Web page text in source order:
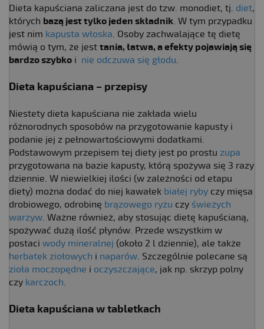
Dieta kapuściana zaliczana jest do tzw. monodiet, tj. diet,
których bazą jest tylko jeden składnik. W tym przypadku
jest nim kapusta włoska. Osoby zachwalające tę dietę
mówią o tym, że jest tania, łatwa, a efekty pojawiają się
bardzo szybko i nie odczuwa się głodu.
Dieta kapuściana – przepisy
Niestety dieta kapuściana nie zakłada wielu
różnorodnych sposobów na przygotowanie kapusty i
podanie jej z pełnowartościowymi dodatkami.
Podstawowym przepisem tej diety jest po prostu zupa
przygotowana na bazie kapusty, którą spożywa się 3 razy
dziennie. W niewielkiej ilości (w zależności od etapu
diety) można dodać do niej kawałek białej ryby czy mięsa
drobiowego, odrobinę brązowego ryżu czy świeżych
warzyw. Ważne również, aby stosując dietę kapuścianą,
spożywać dużą ilość płynów. Przede wszystkim w
postaci wody mineralnej (około 2 l dziennie), ale także
herbatek ziołowych i naparów. Szczególnie polecane są
zioła moczopędne i oczyszczające, jak np. skrzyp polny
czy karczoch.
Dieta kapuściana w tabletkach